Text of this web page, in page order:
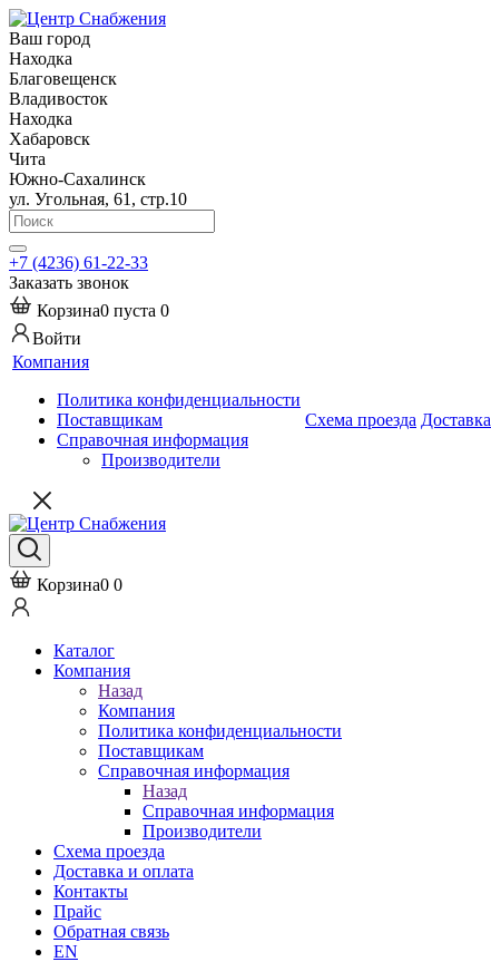
Ваш город
Находка
Благовещенск
Владивосток
Находка
Хабаровск
Чита
Южно-Сахалинск
ул. Угольная, 61, стр.10
+7 (4236) 61-22-33
Заказать звонок
Корзина0 пуста 0
Войти
Компания
Политика конфиденциальности
Поставщикам
Справочная информация
Производители
Схема проезда
Корзина0 0
Каталог
Компания
Назад
Компания
Политика конфиденциальности
Поставщикам
Справочная информация
Назад
Справочная информация
Производители
Схема проезда
Доставка и оплата
Контакты
Прайс
Обратная связь
EN